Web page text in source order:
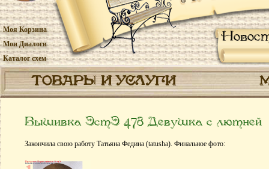
Моя Корзина
Мои Диалоги
Каталог схем
ТОВАРЫ И УСЛУГИ
Вышивка ЭстЭ 478 Девушка с лютней
Закончила свою работу Татьяна Федина (tatusha). Финальное фото: